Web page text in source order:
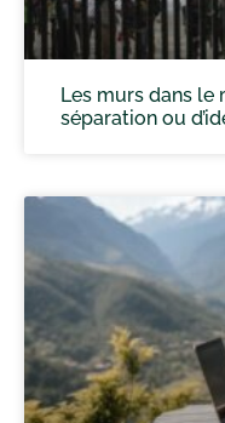
Les murs dans le
séparation ou